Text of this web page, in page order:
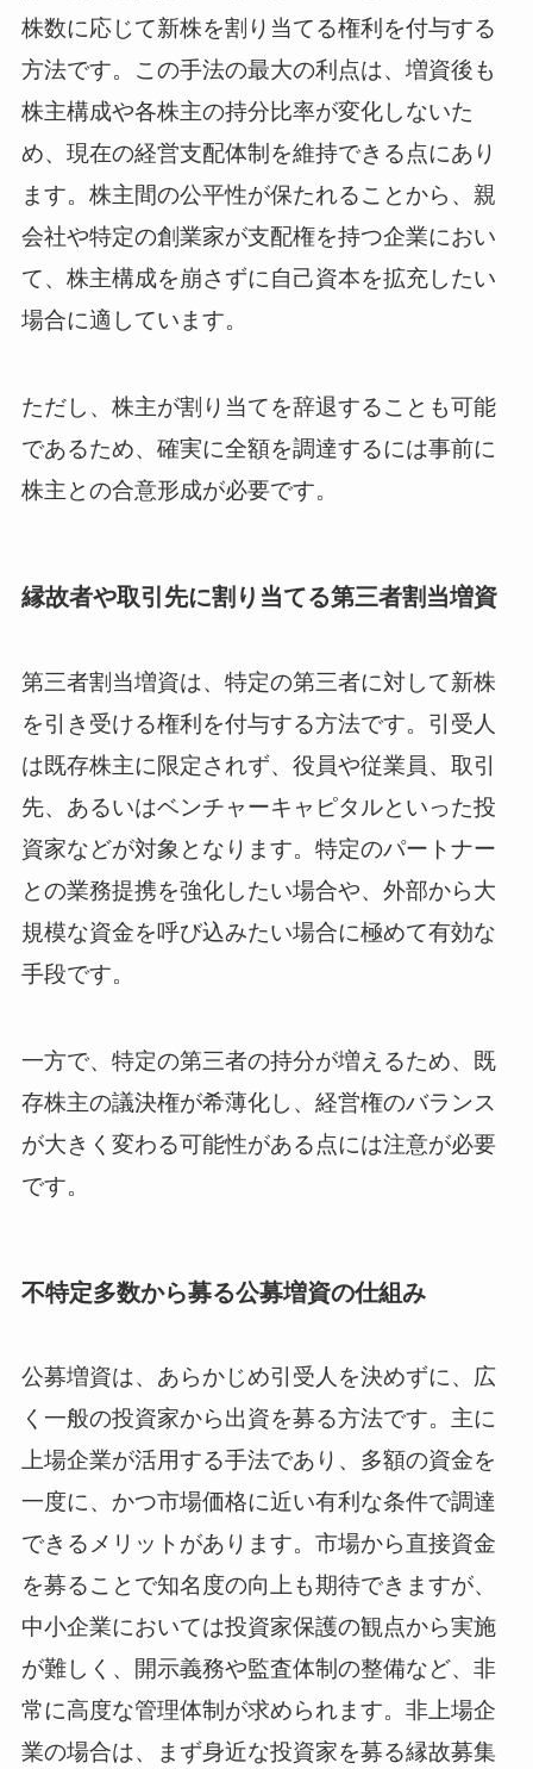
株数に応じて新株を割り当てる権利を付与する
方法です。この手法の最大の利点は、増資後も
株主構成や各株主の持分比率が変化しないた
め、現在の経営支配体制を維持できる点にあり
ます。株主間の公平性が保たれることから、親
会社や特定の創業家が支配権を持つ企業におい
て、株主構成を崩さずに自己資本を拡充したい
場合に適しています。
ただし、株主が割り当てを辞退することも可能
であるため、確実に全額を調達するには事前に
株主との合意形成が必要です。
縁故者や取引先に割り当てる第三者割当増資
第三者割当増資は、特定の第三者に対して新株
を引き受ける権利を付与する方法です。引受人
は既存株主に限定されず、役員や従業員、取引
先、あるいはベンチャーキャピタルといった投
資家などが対象となります。特定のパートナー
との業務提携を強化したい場合や、外部から大
規模な資金を呼び込みたい場合に極めて有効な
手段です。
一方で、特定の第三者の持分が増えるため、既
存株主の議決権が希薄化し、経営権のバランス
が大きく変わる可能性がある点には注意が必要
です。
不特定多数から募る公募増資の仕組み
公募増資は、あらかじめ引受人を決めずに、広
く一般の投資家から出資を募る方法です。主に
上場企業が活用する手法であり、多額の資金を
一度に、かつ市場価格に近い有利な条件で調達
できるメリットがあります。市場から直接資金
を募ることで知名度の向上も期待できますが、
中小企業においては投資家保護の観点から実施
が難しく、開示義務や監査体制の整備など、非
常に高度な管理体制が求められます。非上場企
業の場合は、まず身近な投資家を募る縁故募集